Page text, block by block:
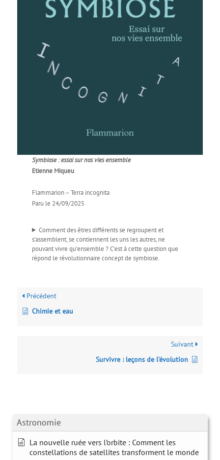
Astronomie
La nouvelle ruée vers l’orbite : Comment les
constellations de satellites transforment le monde
Symbiose : essai sur nos vies ensemble
Etienne Miqueu
Flammarion – Terra incognita
Paru le 24/09/2025
Comment des êtres différents se regroupent et
s’assemblent, se contiennent les uns les autres, ne
pouvant vivre qu’ensemble ? C’est à cette question que
répond le révolutionnaire concept de symbiose.
Précédent
Chimie et eau
Suivant
Survivre : leçons de l’évolution